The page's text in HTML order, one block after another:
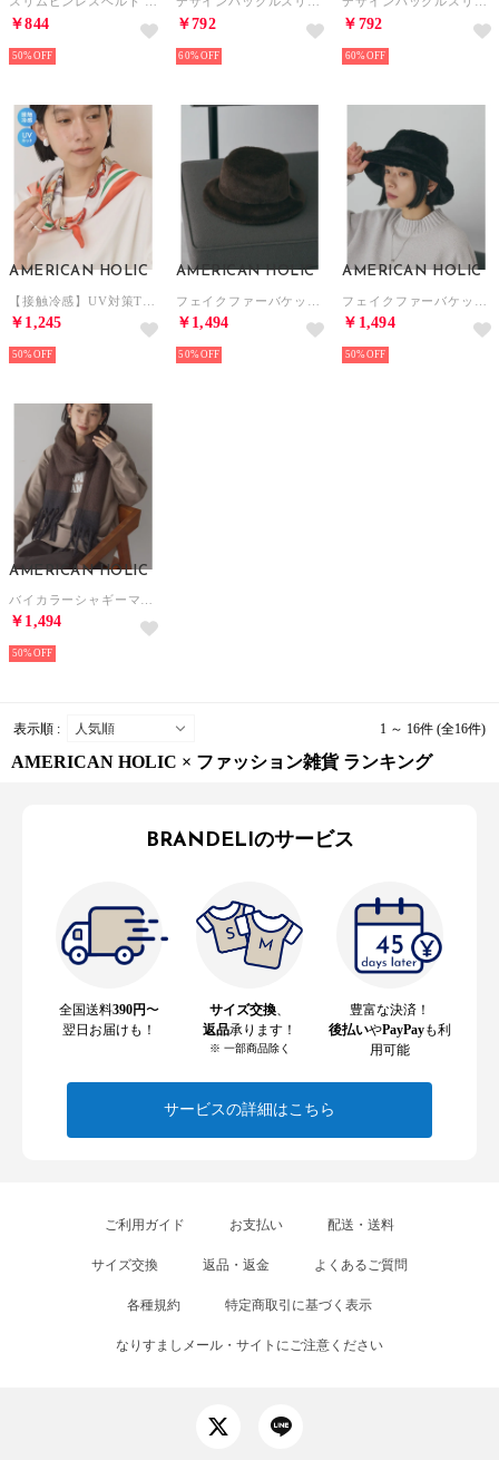
￥844
50%
￥792
60%
￥792
60%
AMERICAN HOLIC
￥1,245
50%
AMERICAN HOLIC
￥1,494
50%
AMERICAN HOLIC
￥1,494
50%
AMERICAN HOLIC
￥1,494
50%
表示順 : 1 ～ 16件 (全16件)
AMERICAN HOLIC × ファッション雑貨 ランキング
BRANDELIのサービス
全国送料390円〜
翌日お届けも！
サイズ交換、
返品承ります！
※ 一部商品除く
豊富な決済！
後払いやPayPayも利
用可能
サービスの詳細はこちら
ご利用ガイド お支払い 配送・送料
サイズ交換 返品・返金 よくあるご質問
各種規約 特定商取引に基づく表示
なりすましメール・サイトにご注意ください